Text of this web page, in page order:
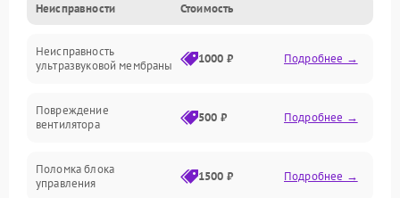
Водяной тракт
Механические повреждения
Датчики
Неисправности Стоимость
Неисправность
ультразвуковой мембраны
1000 ₽ Подробнее →
Повреждение
вентилятора
500 ₽ Подробнее →
Поломка блока
управления
1500 ₽ Подробнее →